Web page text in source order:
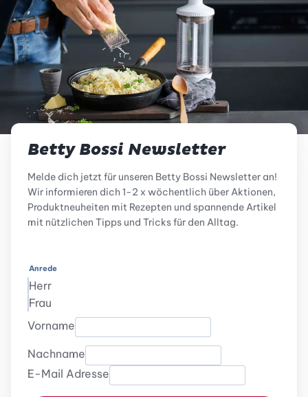
Betty Bossi Newsletter
Melde dich jetzt für unseren Betty Bossi Newsletter an!
Wir informieren dich 1-2 x wöchentlich über Aktionen,
Produktneuheiten mit Rezepten und spannende Artikel
mit nützlichen Tipps und Tricks für den Alltag.
Anrede
Herr
Frau
Vorname
Nachname
E-Mail Adresse